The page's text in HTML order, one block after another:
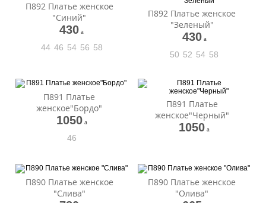
П892 Платье женское
"Синий"
430 a
44 46 54 56 58
П892 Платье женское
"Зеленый"
430 a
50 52 54 58
П891 Платье
женское"Бордо"
1050 a
46
П891 Платье
женское"Черный"
1050 a
П890 Платье женское
"Слива"
П890 Платье женское
"Олива"